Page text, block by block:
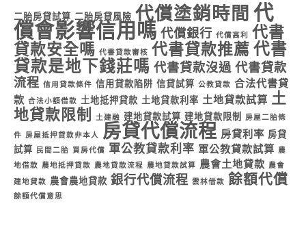
二胎房貸試算 二胎房貸風險 代償塗銷時間 代
償會影響信用嗎 代償銀行 代償高利
代書
貸款安全嗎 代書貸款審核 代書貸款推薦 代書
貸款是地下錢莊嗎 代書貸款沒過 代書貸款
流程 信用貸款條件 信用貸款陷阱 信貸試算 公教貸款 合法代書貸
款 合法小額借款 土地抵押貸款 土地貸款利率 土地貸款試算 土
地貸款限制
土建融 建地貸款試算 建地貸款限制 房屋二胎條
件 房屋抵押貸款非本人 房貸代償流程 房貸利率 房貸
試算
民間二胎 買房代償 軍公教貸款利率 軍公教貸款試算
農
地借款
農地抵押貸款 農地貸款流程 農地貸款試算 農會土地貸款 農會
建地貸款 農會農地貸款 銀行代償流程 雲林借款 餘額代償
餘額代償意思